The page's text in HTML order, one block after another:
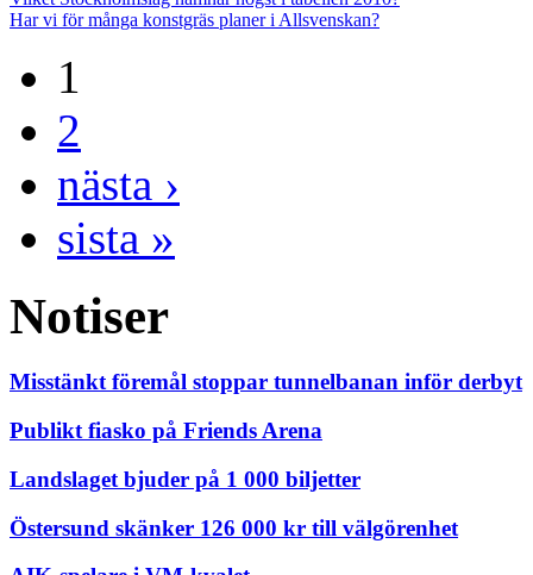
Har vi för många konstgräs planer i Allsvenskan?
1
2
nästa ›
sista »
Notiser
Misstänkt föremål stoppar tunnelbanan inför derbyt
Publikt fiasko på Friends Arena
Landslaget bjuder på 1 000 biljetter
Östersund skänker 126 000 kr till välgörenhet